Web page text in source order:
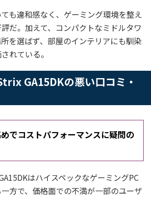
も違和感なく、ゲーミング環境を整え
だ。加えて、コンパクトなミドルタワ
を選ばず、部屋のインテリアにも馴染
れている。
GA15DKの悪い口コミ・
でコストパフォーマンスに疑問の
はハイスペックなゲーミングPC
方で、価格面での不満が一部のユーザ